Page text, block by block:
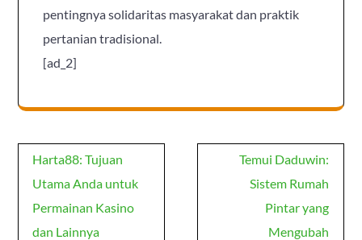
pentingnya solidaritas masyarakat dan praktik
pertanian tradisional.
[ad_2]
Post
navigation
Harta88: Tujuan
Utama Anda untuk
Permainan Kasino
dan Lainnya
Temui Daduwin:
Sistem Rumah
Pintar yang
Mengubah